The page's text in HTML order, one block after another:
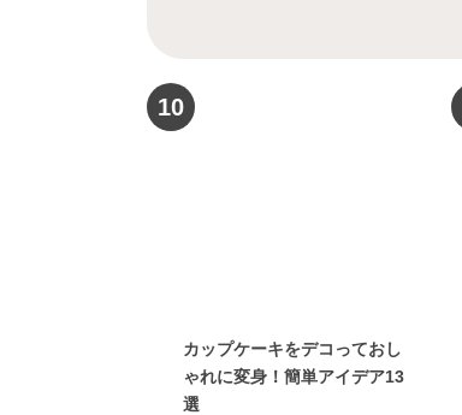
10
カップケーキをデコっておし
ゃれに変身！簡単アイデア13
選